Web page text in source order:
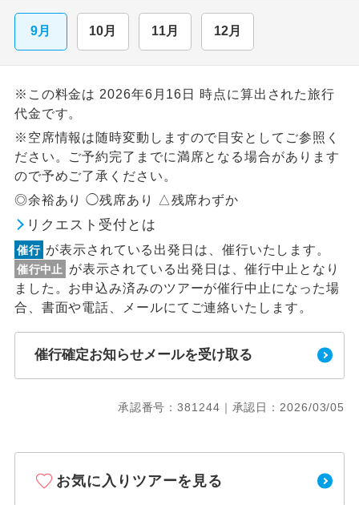
9月 10月 11月 12月
※この料金は 2026年6月16日 時点に算出された旅行
代金です。
※空席情報は随時変動しますので目安としてご参照く
ださい。ご予約完了までに満席となる場合があります
ので予めご了承ください。
◎余裕あり ◯残席あり △残席わずか
リクエスト受付とは
催行 が表示されている出発日は、催行いたします。
催行中止
が表示されている出発日は、催行中止となり
ました。お申込み済みのツアーが催行中止になった場
合、書面や電話、メールにてご連絡いたします。
催行確定お知らせメールを受け取る
承認番号：381244｜承認日：2026/03/05
お気に入りツアーを見る